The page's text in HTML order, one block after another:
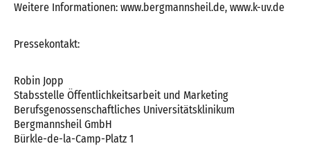
Weitere Informationen: www.bergmannsheil.de, www.k-uv.de
Pressekontakt:
Robin Jopp
Stabsstelle Öffentlichkeitsarbeit und Marketing
Berufsgenossenschaftliches Universitätsklinikum
Bergmannsheil GmbH
Bürkle-de-la-Camp-Platz 1